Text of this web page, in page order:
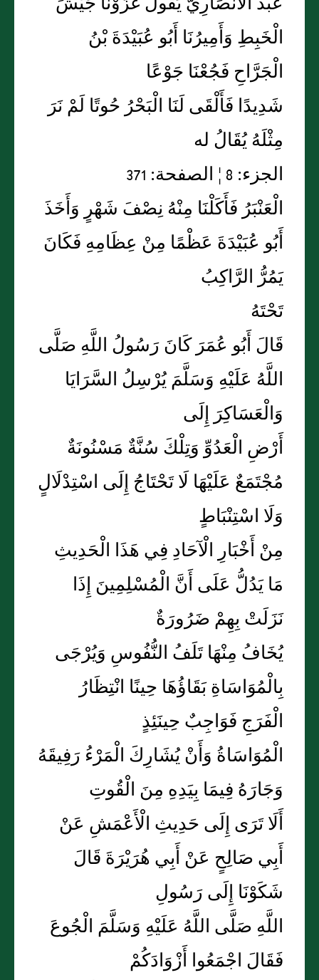
الْخَبِطِ وَأَمِيرُنَا أَبُو عُبَيْدَةَ بْنُ
الْجَرَّاحِ فَجُعْنَا جَوْعًا
شَدِيدًا فَأَلْقَى لَنَا الْبَحْرُ حُوتًا لَمْ نَرَ
مِثْلَهُ يُقَالُ له
الجزء: 8 ¦ الصفحة: 371
الْعَنْبَرُ فَأَكَلْنَا مِنْهُ نِصْفَ شَهْرٍ وَأَخَذَ
أَبُو عُبَيْدَةَ عَظْمًا مِنْ عِظَامِهِ فَكَانَ
يَمُرُّ الرَّاكِبُ
تَحْتَهُ
قَالَ أَبُو عُمَرَ كَانَ رَسُولُ اللَّهِ صَلَّى
اللَّهُ عَلَيْهِ وَسَلَّمَ يُرْسِلُ السَّرَايَا
وَالْعَسَاكِرَ إِلَى
أَرْضِ الْعَدُوِّ وَتِلْكَ سُنَّةٌ مَسْنُونَةٌ
مُجْتَمَعٌ عَلَيْهَا لَا تَحْتَاجُ إِلَى اسْتِدْلَالٍ
وَلَا اسْتِنْبَاطٍ
مِنْ أَخْبَارِ الْآحَادِ فِي هَذَا الْحَدِيثِ
مَا يَدُلُّ عَلَى أَنَّ الْمُسْلِمِينَ إِذَا
نَزَلَتْ بِهِمْ ضَرُورَةٌ
يُخَافُ مِنْهَا تَلَفُ النُّفُوسِ وَيُرْجَى
بِالْمُوَاسَاةِ بَقَاؤُهَا حِينًا انْتِظَارُ
الْفَرَجِ فَوَاجِبٌ حِينَئِذٍ
الْمُوَاسَاةُ وَأَنْ يُشَارِكَ الْمَرْءُ رَفِيقَهُ
وَجَارَهُ فِيمَا بِيَدِهِ مِنَ الْقُوتِ
أَلَا تَرَى إِلَى حَدِيثِ الْأَعْمَشِ عَنْ
أَبِي صَالِحٍ عَنْ أَبِي هُرَيْرَةَ قَالَ
شَكَوْنَا إِلَى رَسُولِ
اللَّهِ صَلَّى اللَّهُ عَلَيْهِ وَسَلَّمَ الْجُوعَ
فَقَالَ اجْمَعُوا أَزْوَادَكُمْ